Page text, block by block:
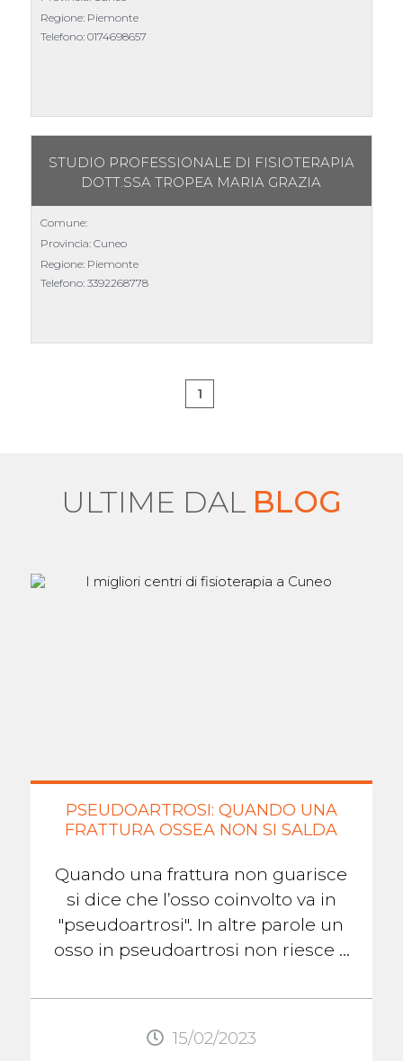
Regione: Piemonte
Telefono: 0174698657
STUDIO PROFESSIONALE DI FISIOTERAPIA
DOTT.SSA TROPEA MARIA GRAZIA
Comune:
Provincia: Cuneo
Regione: Piemonte
Telefono: 3392268778
1
ULTIME DAL BLOG
PSEUDOARTROSI: QUANDO UNA
FRATTURA OSSEA NON SI SALDA
Quando una frattura non guarisce
si dice che l’osso coinvolto va in
"pseudoartrosi". In altre parole un
osso in pseudoartrosi non riesce a
...
15/02/2023